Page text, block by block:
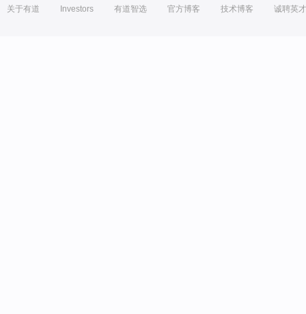
关于有道 Investors 有道智选 官方博客 技术博客 诚聘英才